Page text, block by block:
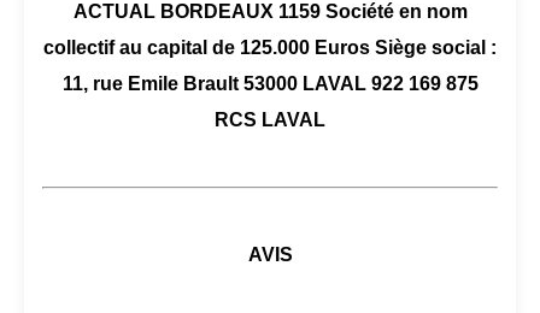
ACTUAL BORDEAUX 1159 Société en nom
collectif au capital de 125.000 Euros Siège social :
11, rue Emile Brault 53000 LAVAL 922 169 875
RCS LAVAL
AVIS